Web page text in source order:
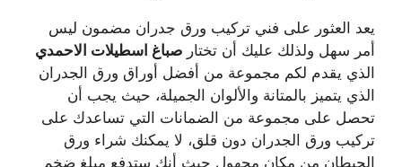
يعد العثور على فني تركيب ورق جدران مضمون ليس
أمر سهل ولذلك عليك أن تختار صباغ اسطيلات الاحمدي
الذي يقدم لكم مجموعة من أفضل أوراق ورق الجدران
الذي يتميز بالمتانة والألوان الجميلة، حيث يجب أن
تحصل على مجموعة من الضمانات التي تساعدك على
تركيب ورق الجدران دون قلق، لا يمكنك شراء ورق
الحيطان من مكان مجهول حيث أنك ستدفع مبلغ ضخم